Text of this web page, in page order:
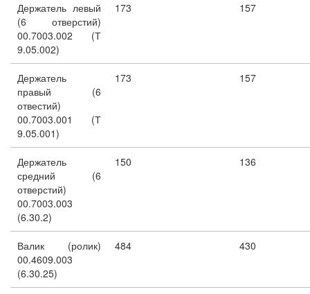
Держатель левый
(6 отверстий)
00.7003.002 (Т
9.05.002)
173 157
Держатель
правый (6
отвестий)
00.7003.001 (Т
9.05.001)
173 157
Держатель
средний (6
отверстий)
00.7003.003
(6.30.2)
150 136
Валик (ролик)
00.4609.003
(6.30.25)
484 430